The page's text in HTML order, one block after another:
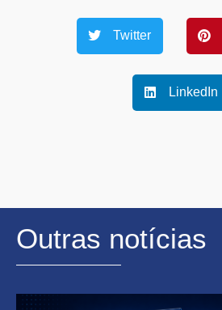
Twitter
LinkedIn
Outras notícias